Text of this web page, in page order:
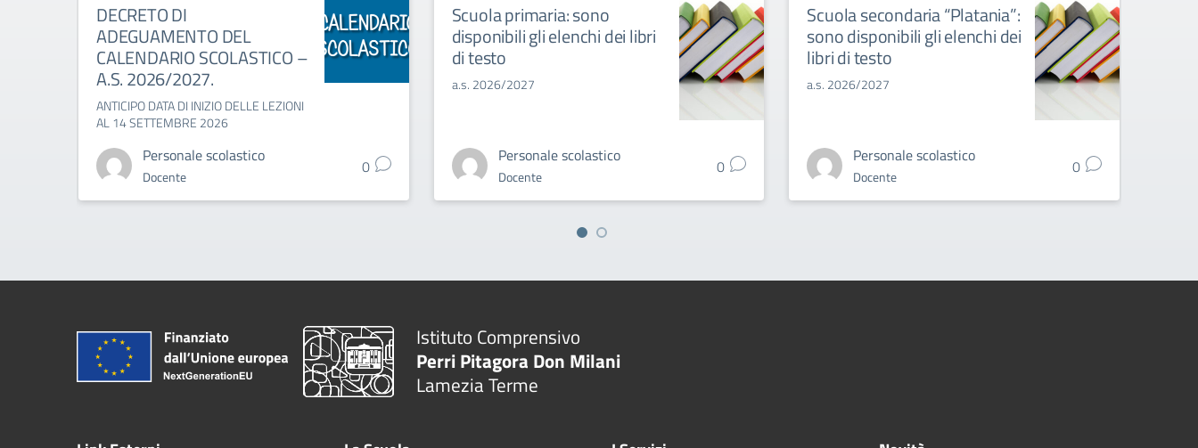
DECRETO DI
ADEGUAMENTO DEL
CALENDARIO SCOLASTICO –
A.S. 2026/2027.
ANTICIPO DATA DI INIZIO DELLE LEZIONI
AL 14 SETTEMBRE 2026
Personale scolastico
Docente 0
Scuola primaria: sono
disponibili gli elenchi dei libri
di testo
a.s. 2026/2027
Personale scolastico
Docente 0
Scuola secondaria “Platania”:
sono disponibili gli elenchi dei
libri di testo
a.s. 2026/2027
Personale scolastico
Docente 0
Istituto Comprensivo
Perri Pitagora Don Milani
Lamezia Terme